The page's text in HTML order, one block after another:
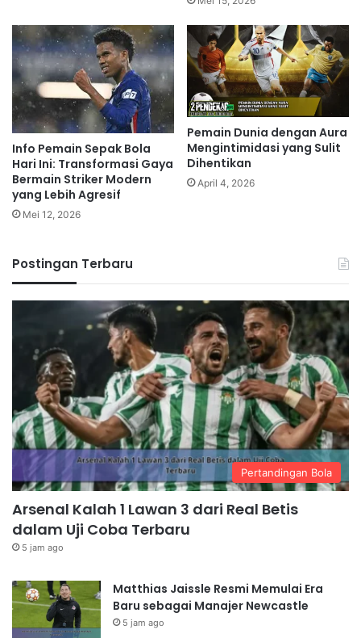
Info Pemain Sepak Bola
Hari Ini: Transformasi Gaya
Bermain Striker Modern
yang Lebih Agresif
Mei 12, 2026
Pemain Dunia dengan Aura
Mengintimidasi yang Sulit
Dihentikan
April 4, 2026
Postingan Terbaru
Pertandingan Bola
Arsenal Kalah 1 Lawan 3 dari Real Betis
dalam Uji Coba Terbaru
5 jam ago
Matthias Jaissle Resmi Memulai Era
Baru sebagai Manajer Newcastle
5 jam ago